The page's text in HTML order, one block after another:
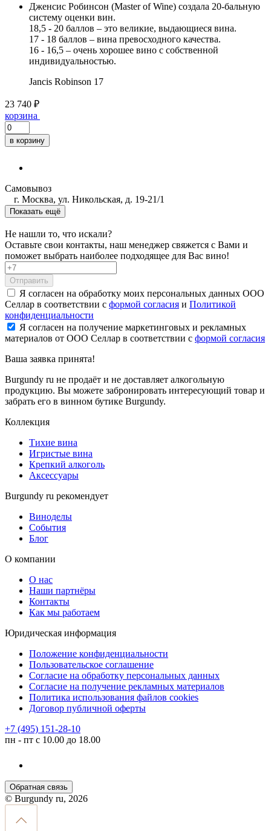
Дженсис Робинсон (Master of Wine) создала 20-бальную
систему оценки вин.
18,5 - 20 баллов – это великие, выдающиеся вина.
17 - 18 баллов – вина превосходного качества.
16 - 16,5 – очень хорошее вино с собственной
индивидуальностью.
Jancis Robinson 17
23 740 ₽
корзина
в корзину
Самовывоз
г. Москва, ул. Никольская, д. 19-21/1
Показать ещё
Не нашли то, что искали?
Оставьте свои контакты, наш менеджер свяжется с Вами и
поможет выбрать наиболее подходящее для Вас вино!
Отправить
Я согласен на обработку моих персональных данных ООО
Селлар в соответствии с формой согласия и Политикой
конфиденциальности
Я согласен на получение маркетинговых и рекламных
материалов от ООО Селлар в соответствии с формой согласия
Ваша заявка принята!
Burgundy ru не продаёт и не доставляет алкогольную
продукцию. Вы можете забронировать интересующий товар и
забрать его в винном бутике Burgundy.
Коллекция
Тихие вина
Игристые вина
Крепкий алкоголь
Аксессуары
Burgundy ru рекомендует
Виноделы
События
Блог
О компании
О нас
Наши партнёры
Контакты
Как мы работаем
Юридическая информация
Положение конфиденциальности
Пользовательское соглашение
Согласие на обработку персональных данных
Согласие на получение рекламных материалов
Политика использования файлов cookies
Договор публичной оферты
+7 (495) 151-28-10
пн - пт с 10.00 до 18.00
Обратная связь
© Burgundy ru, 2026